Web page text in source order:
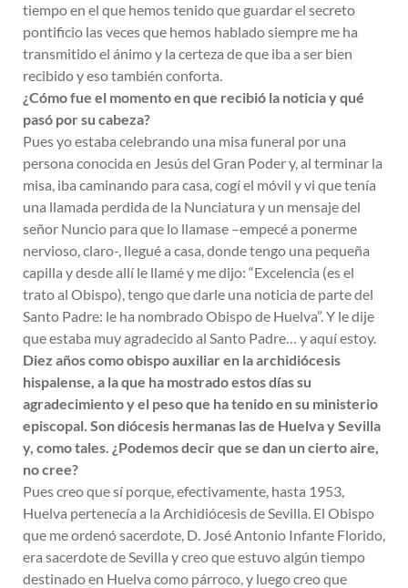
tiempo en el que hemos tenido que guardar el secreto
pontificio las veces que hemos hablado siempre me ha
transmitido el ánimo y la certeza de que iba a ser bien
recibido y eso también conforta.
¿Cómo fue el momento en que recibió la noticia y qué
pasó por su cabeza?
Pues yo estaba celebrando una misa funeral por una
persona conocida en Jesús del Gran Poder y, al terminar la
misa, iba caminando para casa, cogí el móvil y vi que tenía
una llamada perdida de la Nunciatura y un mensaje del
señor Nuncio para que lo llamase –empecé a ponerme
nervioso, claro-, llegué a casa, donde tengo una pequeña
capilla y desde allí le llamé y me dijo: “Excelencia (es el
trato al Obispo), tengo que darle una noticia de parte del
Santo Padre: le ha nombrado Obispo de Huelva”. Y le dije
que estaba muy agradecido al Santo Padre… y aquí estoy.
Diez años como obispo auxiliar en la archidiócesis
hispalense, a la que ha mostrado estos días su
agradecimiento y el peso que ha tenido en su ministerio
episcopal. Son diócesis hermanas las de Huelva y Sevilla
y, como tales. ¿Podemos decir que se dan un cierto aire,
no cree?
Pues creo que sí porque, efectivamente, hasta 1953,
Huelva pertenecía a la Archidiócesis de Sevilla. El Obispo
que me ordenó sacerdote, D. José Antonio Infante Florido,
era sacerdote de Sevilla y creo que estuvo algún tiempo
destinado en Huelva como párroco, y luego creo que